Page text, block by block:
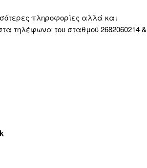
πληροφορίες αλλά και
τηλέφωνα του σταθμού 2682060214 &